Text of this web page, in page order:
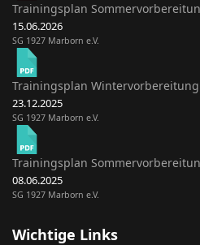
Trainingsplan
15.06.2026
SG 1927 Marborn e.V.
Trainingsplan Wintervorbereitung
23.12.2025
SG 1927 Marborn e.V.
Trainingsplan
08.06.2025
SG 1927 Marborn e.V.
Wichtige Links